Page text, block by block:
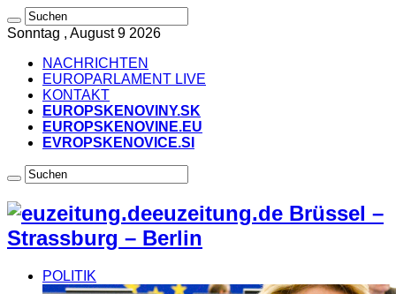
Sonntag , August 9 2026
NACHRICHTEN
EUROPARLAMENT LIVE
KONTAKT
EUROPSKENOVINY.SK
EUROPSKENOVINE.EU
EVROPSKENOVICE.SI
euzeitung.de Brüssel –
Strassburg – Berlin
POLITIK